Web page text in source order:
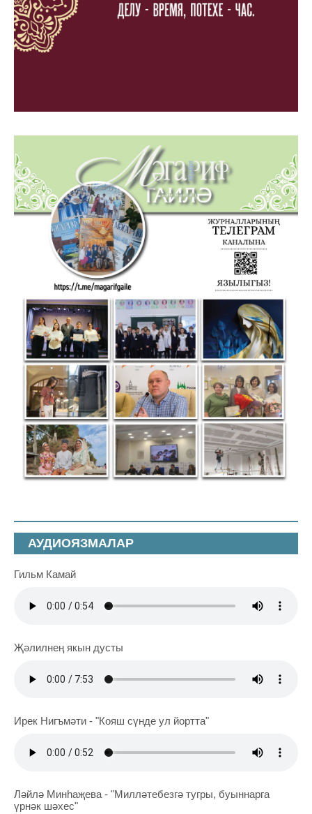
АУДИОЯЗМАЛАР
Гильм Камай
Җәлилнең якын дусты
Ирек Нигъмәти - "Кояш сүнде ул йортта"
Ләйлә Минһаҗева - "Милләтебезгә тугры, буыннарга
үрнәк шәхес"